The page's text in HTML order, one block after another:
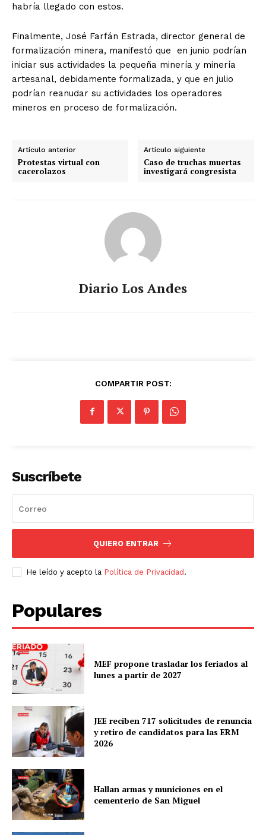
habría llegado con estos.
Finalmente, José Farfán Estrada, director general de
formalización minera, manifestó que en junio podrían
iniciar sus actividades la pequeña minería y minería
artesanal, debidamente formalizada, y que en julio
podrían reanudar su actividades los operadores
mineros en proceso de formalización.
Artículo anterior
Protestas virtual con
cacerolazos
Artículo siguiente
Caso de truchas muertas
investigará congresista
Diario Los Andes
COMPARTIR POST:
Suscríbete
QUIERO ENTRAR
He leído y acepto la Política de Privacidad.
Populares
MEF propone trasladar los feriados al
lunes a partir de 2027
JEE reciben 717 solicitudes de renuncia
y retiro de candidatos para las ERM
2026
Hallan armas y municiones en el
cementerio de San Miguel